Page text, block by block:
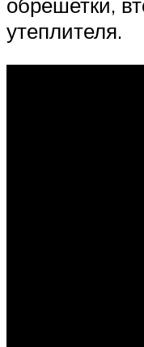
утеплителя.